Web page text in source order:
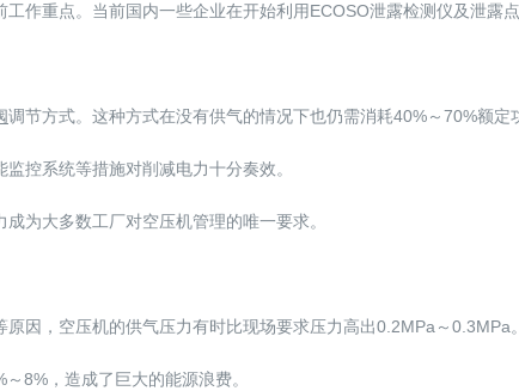
作重点。当前国内一些企业在开始利用ECOSO泄露检测仪及泄露
调节方式。这种方式在没有供气的情况下也仍需消耗40%～70%额定
控系统等措施对削减电力十分奏效。
为大多数工厂对空压机管理的唯一要求。
因，空压机的供气压力有时比现场要求压力高出0.2MPa～0.3MPa。
8%，造成了巨大的能源浪费。